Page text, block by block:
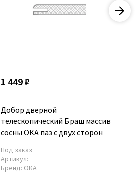
1 449 ₽
Добор дверной
телескопический Браш массив
сосны ОКА паз с двух сторон
Под заказ
Артикул:
Бренд: ОКА